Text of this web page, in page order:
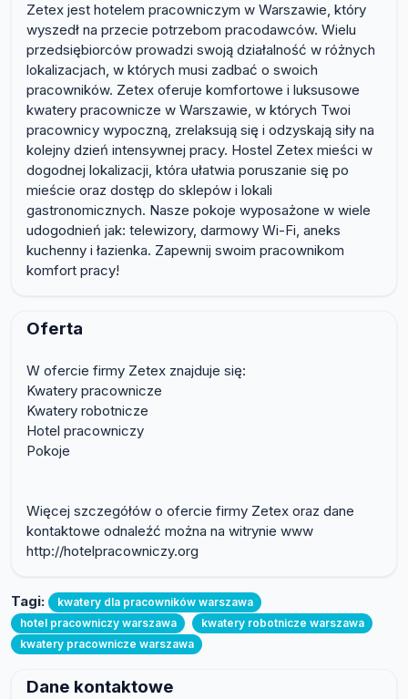
Zetex jest hotelem pracowniczym w Warszawie, który
wyszedł na przecie potrzebom pracodawców. Wielu
przedsiębiorców prowadzi swoją działalność w różnych
lokalizacjach, w których musi zadbać o swoich
pracowników. Zetex oferuje komfortowe i luksusowe
kwatery pracownicze w Warszawie, w których Twoi
pracownicy wypoczną, zrelaksują się i odzyskają siły na
kolejny dzień intensywnej pracy. Hostel Zetex mieści w
dogodnej lokalizacji, która ułatwia poruszanie się po
mieście oraz dostęp do sklepów i lokali
gastronomicznych. Nasze pokoje wyposażone w wiele
udogodnień jak: telewizory, darmowy Wi-Fi, aneks
kuchenny i łazienka. Zapewnij swoim pracownikom
komfort pracy!
Oferta
W ofercie firmy Zetex znajduje się:
Kwatery pracownicze
Kwatery robotnicze
Hotel pracowniczy
Pokoje
Więcej szczegółów o ofercie firmy Zetex oraz dane
kontaktowe odnaleźć można na witrynie www
http://hotelpracowniczy.org
Tagi:
kwatery dla pracowników warszawa
hotel pracowniczy warszawa
kwatery robotnicze warszawa
kwatery pracownicze warszawa
Dane kontaktowe